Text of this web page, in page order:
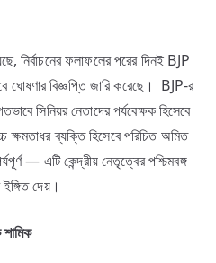
নির্বাচনের ফলাফলের পরের দিনই BJP
ঘোষণার বিজ্ঞপ্তি জারি করেছে। BJP-র
সিনিয়র নেতাদের পর্যবেক্ষক হিসেবে
ক্ষমতাধর ব্যক্তি হিসেবে পরিচিত অমিত
— এটি কেন্দ্রীয় নেতৃত্বের পশ্চিমবঙ্গ
দেয়।
শামিক